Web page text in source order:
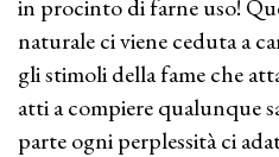
in procinto di farne uso!
naturale ci viene ceduta a
gli stimoli della fame che
atti a compiere qualunque
parte ogni perplessità ci